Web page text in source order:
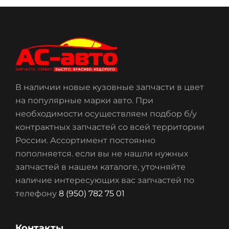
В наличии новые кузовные запчасти в цвет
на популярные марки авто. При
необходимости осуществляем подбор б/у
контрактных запчастей со всей территории
России. Ассортимент постоянно
пополняется. если вы не нашли нужных
запчастей в нашем каталоге, уточняйте
наличие интересующих вас запчастей по
телефону 8 (950) 782 75 01